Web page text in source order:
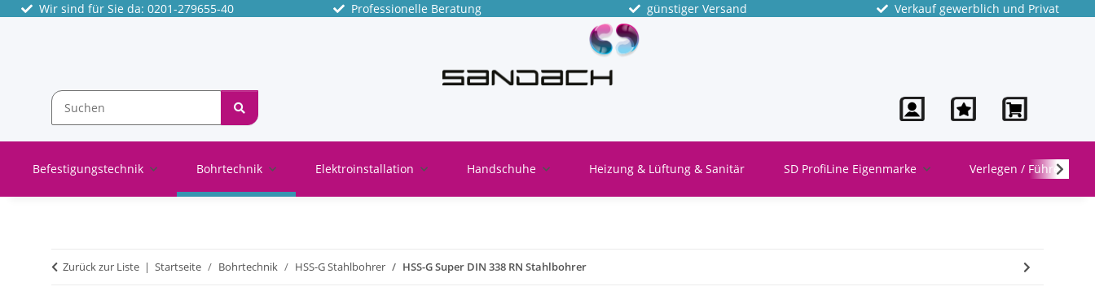
Wir sind für Sie da: 0201-279655-40 Professionelle Beratung günstiger Versand Verkauf gewerblich und Privat
Befestigungstechnik Bohrtechnik Elektroinstallation Handschuhe Heizung & Lüftung & Sanitär SD ProfiLine Eigenmarke Verlegen / Führen
Zurück zur Liste Startseite Bohrtechnik HSS-G Stahlbohrer HSS-G Super DIN 338 RN Stahlbohrer